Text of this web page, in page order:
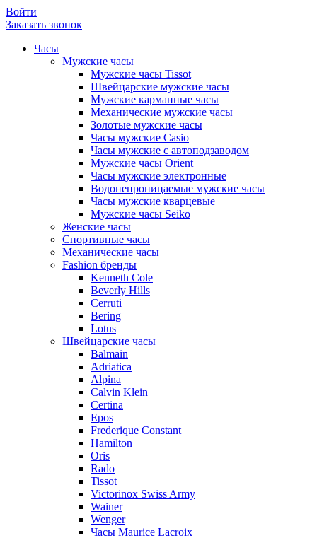
Войти
Заказать звонок
Часы
Мужские часы
Мужские часы Tissot
Швейцарские мужские часы
Мужские карманные часы
Механические мужские часы
Золотые мужские часы
Часы мужские Casio
Часы мужские с автоподзаводом
Мужские часы Orient
Часы мужские электронные
Водонепроницаемые мужские часы
Часы мужские кварцевые
Мужские часы Seiko
Женские часы
Спортивные часы
Механические часы
Fashion бренды
Kenneth Cole
Beverly Hills
Cerruti
Bering
Lotus
Швейцарские часы
Balmain
Adriatica
Alpina
Calvin Klein
Certina
Epos
Frederique Constant
Hamilton
Oris
Rado
Tissot
Victorinox Swiss Army
Wainer
Wenger
Часы Maurice Lacroix